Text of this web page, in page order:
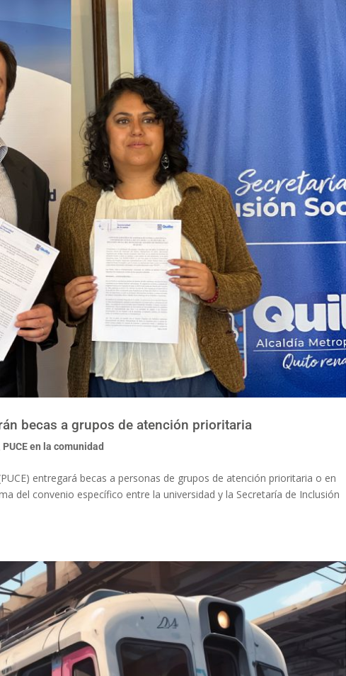
becas a grupos de atención prioritaria
PUCE en la comunidad
entregará becas a personas de grupos de atención prioritaria o en
del convenio específico entre la universidad y la Secretaría de Inclusión